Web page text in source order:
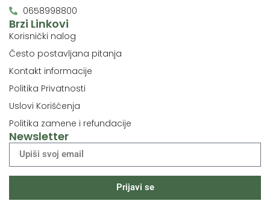
Brzi Linkovi
Korisnički nalog
Često postavljana pitanja
Kontakt informacije
Politika Privatnosti
Uslovi Korišćenja
Politika zamene i refundacije
0658998800
Newsletter
Prijavi se